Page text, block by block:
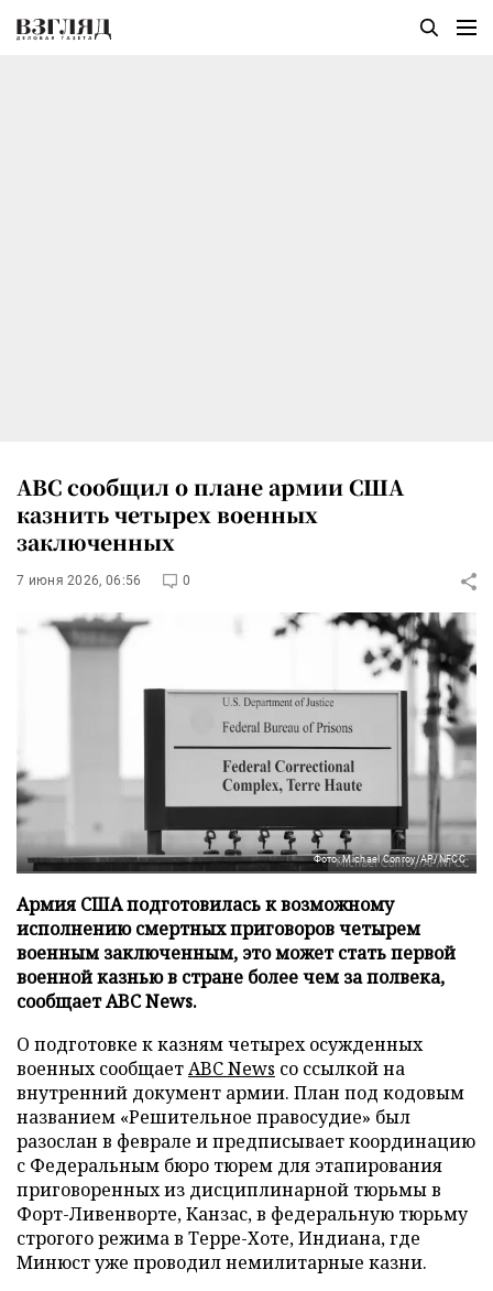
ABC сообщил о плане армии США
казнить четырех военных
заключенных
7 июня 2026, 06:56 0
Фото: Michael Conroy/AP/NFCC
Армия США подготовилась к возможному
исполнению смертных приговоров четырем
военным заключенным, это может стать первой
военной казнью в стране более чем за полвека,
сообщает ABC News.
О подготовке к казням четырех осужденных
военных сообщаетABC News со ссылкой на
внутренний документ армии. План под кодовым
названием «Решительное правосудие» был
разослан в феврале и предписывает координацию
с Федеральным бюро тюрем для этапирования
приговоренных из дисциплинарной тюрьмы в
Форт-Ливенворте, Канзас, в федеральную тюрьму
строгого режима в Терре-Хоте, Индиана, где
Минюст уже проводил немилитарные казни.